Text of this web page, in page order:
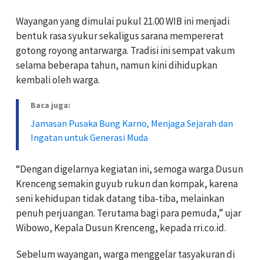
Wayangan yang dimulai pukul 21.00 WIB ini menjadi
bentuk rasa syukur sekaligus sarana mempererat
gotong royong antarwarga. Tradisi ini sempat vakum
selama beberapa tahun, namun kini dihidupkan
kembali oleh warga.
Baca juga:
Jamasan Pusaka Bung Karno, Menjaga Sejarah dan
Ingatan untuk Generasi Muda
“Dengan digelarnya kegiatan ini, semoga warga Dusun
Krenceng semakin guyub rukun dan kompak, karena
seni kehidupan tidak datang tiba-tiba, melainkan
penuh perjuangan. Terutama bagi para pemuda,” ujar
Wibowo, Kepala Dusun Krenceng, kepada rri.co.id.
Sebelum wayangan, warga menggelar tasyakuran di